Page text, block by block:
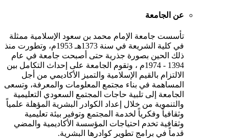
عن الجامعة
تأسست جامعة الإمام محمد بن سعود الإسلامية ممثلة
في كلية الشريعة في سنة 1373هـ 1953م، وتطورت منذ
ذلك الحين بصورة جذرية حتى أصبحت جامعة في عام
1394 - 1974م ، وتقوم الجامعة على إحداث التكامل بين
الالتزام بالقيم الإسلامية والتميز الأكاديمي من أجل
المساهمة في بناء مجتمع المعلومات والمعرفة، وتسعى
الجامعة إلى تلبية حاجات المجتمع السعودي التعليمية
والتنموية من خلال إعداد الكوادر البشرية المؤهلة علمياً
وثقافياً وفكرياً لخدمة المجتمع وتوفير بيئة تعليمية
وثقافية تخدم احتياجات المؤسسة الأكاديمية والمضي
قدماً في برامج تطوير كوادرها البشرية.